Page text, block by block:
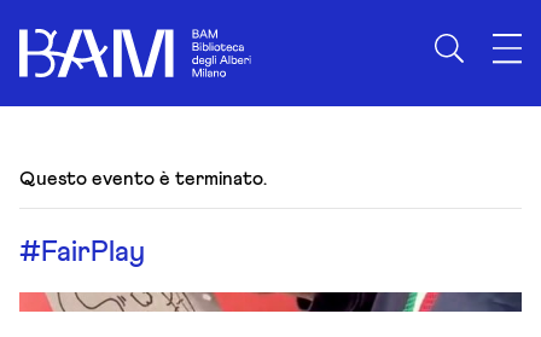
Questo evento è terminato.
#FairPlay